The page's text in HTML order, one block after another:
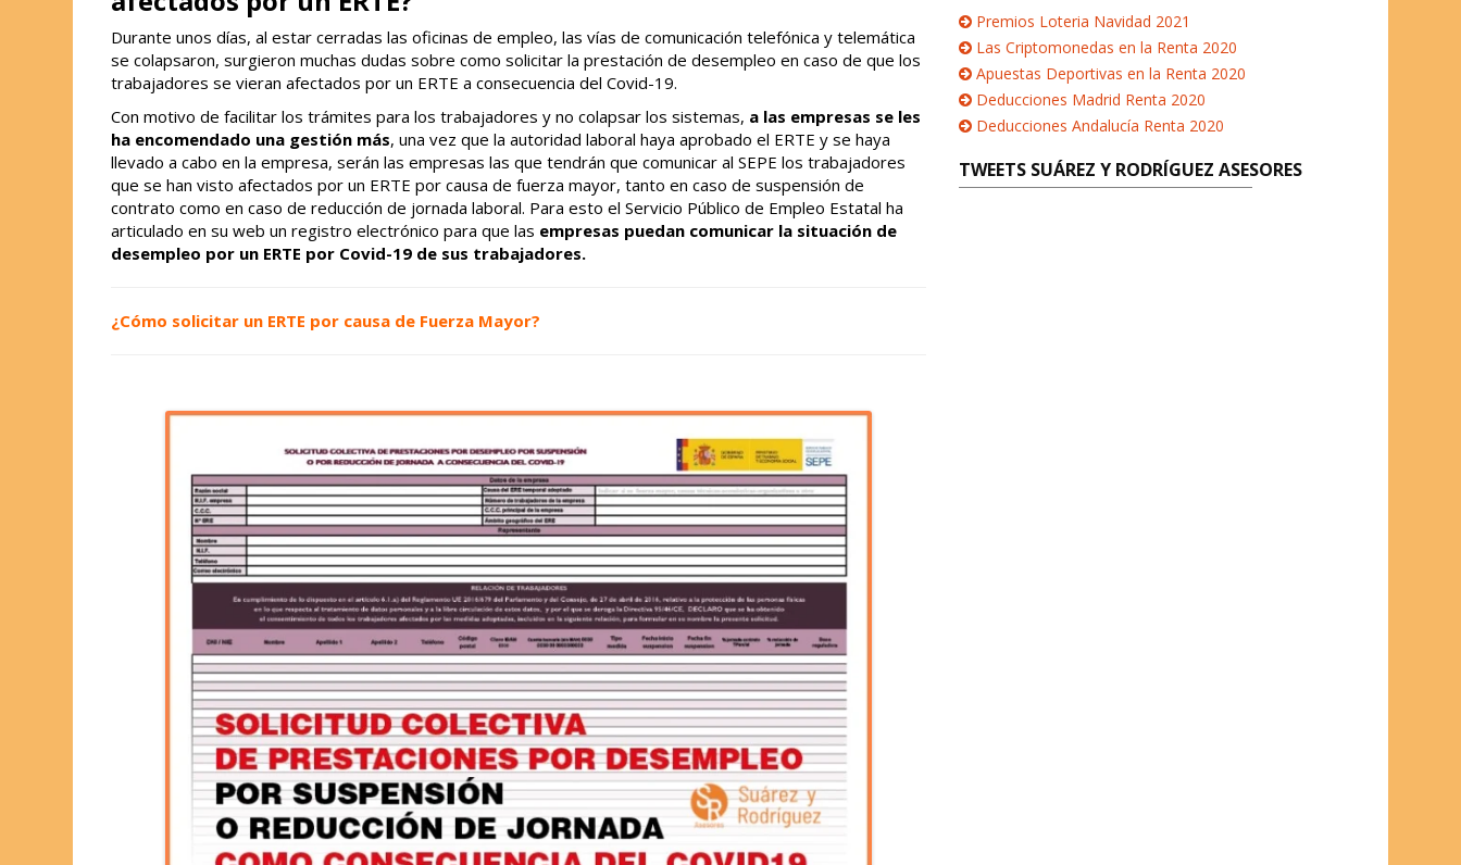
Durante unos días, al estar cerradas las oficinas de empleo, las vías de comunicación telefónica y telemática
se colapsaron, surgieron muchas dudas sobre como solicitar la prestación de desempleo en caso de que los
trabajadores se vieran afectados por un ERTE a consecuencia del Covid-19.
Con motivo de facilitar los trámites para los trabajadores y no colapsar los sistemas, a las empresas se les
ha encomendado una gestión más, una vez que la autoridad laboral haya aprobado el ERTE y se haya
llevado a cabo en la empresa, serán las empresas las que tendrán que comunicar al SEPE los trabajadores
que se han visto afectados por un ERTE por causa de fuerza mayor, tanto en caso de suspensión de
contrato como en caso de reducción de jornada laboral. Para esto el Servicio Público de Empleo Estatal ha
articulado en su web un registro electrónico para que las empresas puedan comunicar la situación de
desempleo por un ERTE por Covid-19 de sus trabajadores.
¿Cómo solicitar un ERTE por causa de Fuerza Mayor?
b
o
k
t
e
r
a
g
r
a
m
e
d
n
Premios Loteria Navidad 2021
Las Criptomonedas en la Renta 2020
Apuestas Deportivas en la Renta 2020
Deducciones Madrid Renta 2020
Deducciones Andalucía Renta 2020
TWEETS SUÁREZ Y RODRÍGUEZ ASESORES